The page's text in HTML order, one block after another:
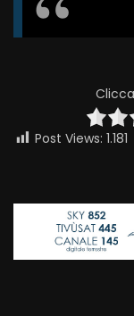
Post Views: 1.181